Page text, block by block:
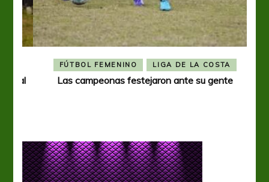
FÚTBOL FEMENINO LIGA DE LA COSTA
Las campeonas festejaron ante su gente